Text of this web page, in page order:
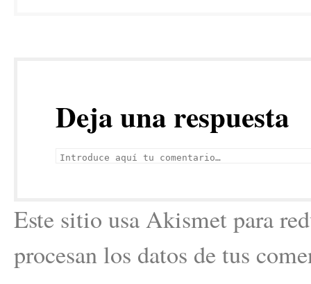
Deja una respuesta
Este sitio usa Akismet para
procesan los datos de tus